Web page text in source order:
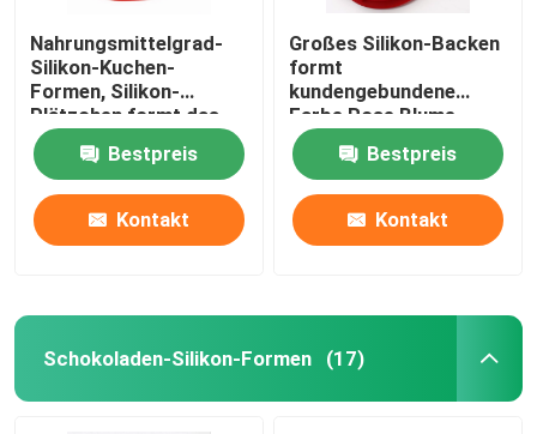
Nahrungsmittelgrad-
Silikon-Kuchen-
Formen, Silikon-
Plätzchen formt das
geformte Piraten-Boot
Bestpreis
Kontakt
Großes Silikon-Backen
formt
kundengebundene
Farbe Rose Blume
Bestpreis
Kontakt
Schokoladen-Silikon-Formen (17)